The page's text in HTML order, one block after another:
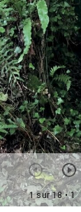
1 sur 18• 1